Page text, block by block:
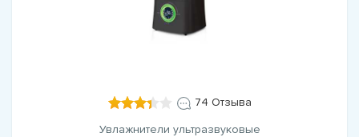
74 Отзыва
Увлажнители ультразвуковые